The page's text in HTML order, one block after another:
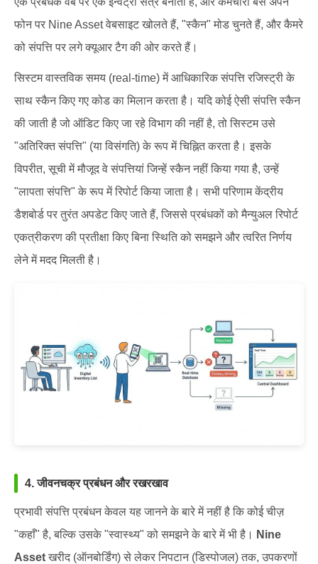
फोन पर Nine Asset वेबसाइट खोलते हैं, "स्कैन" मोड चुनते हैं, और कैमरे
को संपत्ति पर लगे क्यूआर टैग की ओर करते हैं।
सिस्टम वास्तविक समय (real-time) में आधिकारिक संपत्ति रजिस्ट्री के
साथ स्कैन किए गए कोड का मिलान करता है। यदि कोई ऐसी संपत्ति स्कैन
की जाती है जो ऑडिट किए जा रहे विभाग की नहीं है, तो सिस्टम उसे
"अतिरिक्त संपत्ति" (या विसंगति) के रूप में चिह्नित करता है। इसके
विपरीत, सूची में मौजूद वे संपत्तियां जिन्हें स्कैन नहीं किया गया है, उन्हें
"लापता संपत्ति" के रूप में रिपोर्ट किया जाता है। सभी परिणाम केंद्रीय
डैशबोर्ड पर तुरंत अपडेट किए जाते हैं, जिससे प्रबंधकों को मैन्युअल रिपोर्ट
एकत्रीकरण की प्रतीक्षा किए बिना स्थिति को समझने और त्वरित निर्णय
लेने में मदद मिलती है।
4. जीवनचक्र प्रबंधन और रखरखाव
प्रभावी संपत्ति प्रबंधन केवल यह जानने के बारे में नहीं है कि कोई चीज़
"कहाँ" है, बल्कि उसके "स्वास्थ्य" को समझने के बारे में भी है।
Nine
Asset खरीद (ऑनबोर्डिंग) से लेकर निपटान (डिस्पोजल) तक, उपकरणों